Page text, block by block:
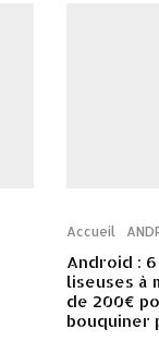
Accueil
Android : 6
liseuses à
de 200€
bouquiner